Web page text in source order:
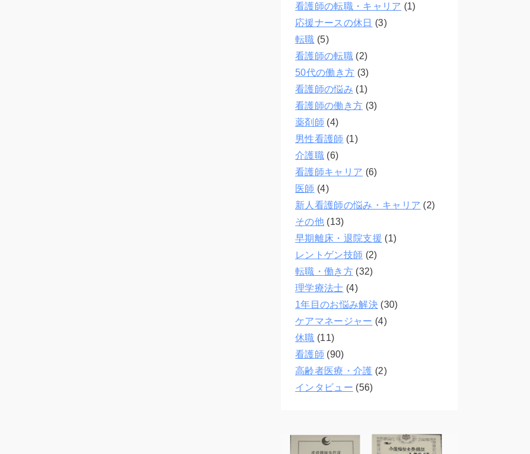
看護師の転職・キャリア (1)
応援ナースの休日 (3)
転職 (5)
看護師の転職(2)
50代の働き方 (3)
看護師の悩み (1)
看護師の働き方 (3)
薬剤師 (4)
男性看護師 (1)
介護職(6)
看護師キャリア (6)
医師 (4)
新人看護師の悩み・キャリア (2)
その他(13)
早期離床・退院支援 (1)
レントゲン技師 (2)
転職・働き方(32)
理学療法士 (4)
1年目のお悩み解決(30)
ケアマネージャー (4)
休職 (11)
看護師 (90)
高齢者医療・介護 (2)
インタビュー (56)